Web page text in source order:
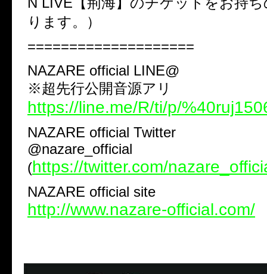
ります。）
====================
NAZARE official LINE@
※超先行公開音源アリ
https://line.me/R/ti/p/
NAZARE official Twitter
@nazare_official
(https://twitter.com/
NAZARE official site
http://www.nazare-official.com/